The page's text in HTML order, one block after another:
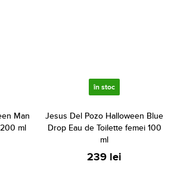
Man
ml
în stoc
Jesus Del Pozo Halloween Blue
Drop Eau de Toilette femei 100
ml
239 lei